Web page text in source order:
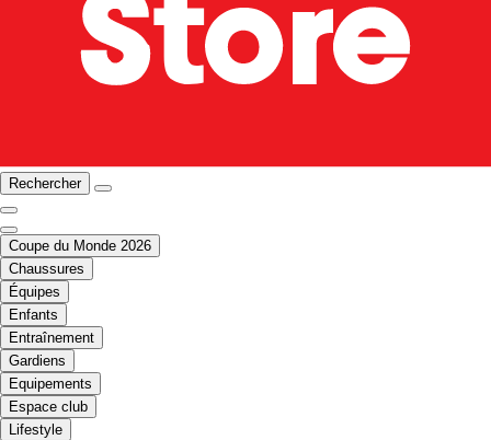
Rechercher
Coupe du Monde 2026
Chaussures
Équipes
Enfants
Entraînement
Gardiens
Equipements
Espace club
Lifestyle